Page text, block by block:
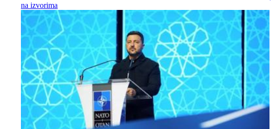
na izvorima